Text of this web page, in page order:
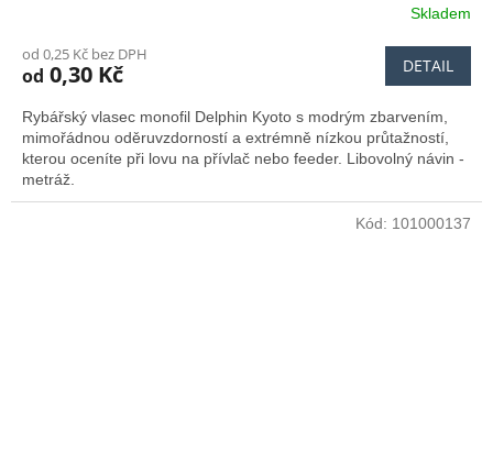
Skladem
od 0,25 Kč bez DPH
od 0,30 Kč DETAIL
Rybářský vlasec monofil Delphin Kyoto s modrým zbarvením,
mimořádnou oděruvzdorností a extrémně nízkou průtažností,
kterou oceníte při lovu na přívlač nebo feeder. Libovolný návin -
metráž.
Kód: 101000137